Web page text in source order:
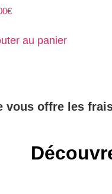
€
au panier
offre les